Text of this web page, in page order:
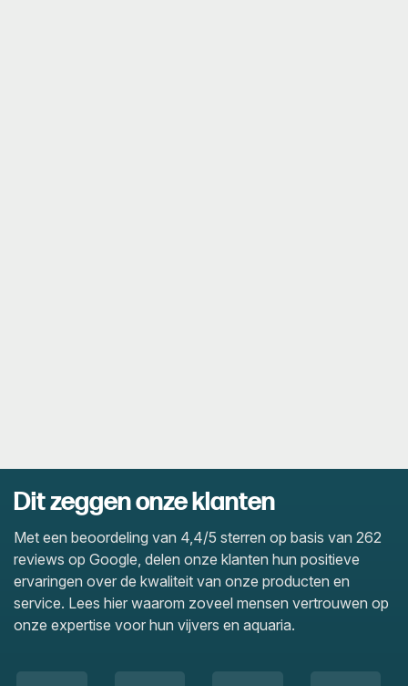
Dit zeggen onze klanten
Met een beoordeling van 4,4/5 sterren op basis van 262
reviews op Google, delen onze klanten hun positieve
ervaringen over de kwaliteit van onze producten en
service. Lees hier waarom zoveel mensen vertrouwen op
onze expertise voor hun vijvers en aquaria.